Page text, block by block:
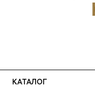
КАТАЛОГ